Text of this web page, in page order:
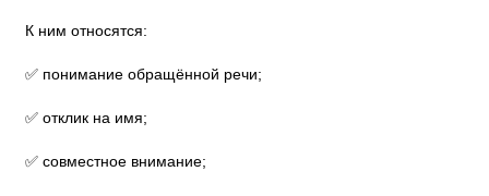
К ним относятся:
✅ понимание обращённой речи;
✅ отклик на имя;
✅ совместное внимание;